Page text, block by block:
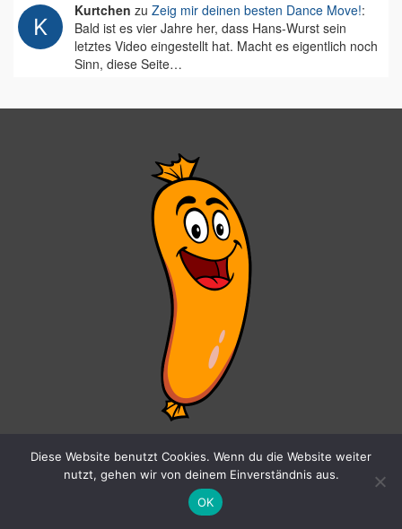
Kurtchen zu Zeig mir deinen besten Dance Move!:
Bald ist es vier Jahre her, dass Hans-Wurst sein
letztes Video eingestellt hat. Macht es eigentlich noch
Sinn, diese Seite…
Wurst-Freunde
Diese Website benutzt Cookies. Wenn du die Website weiter
nutzt, gehen wir von deinem Einverständnis aus.
OK